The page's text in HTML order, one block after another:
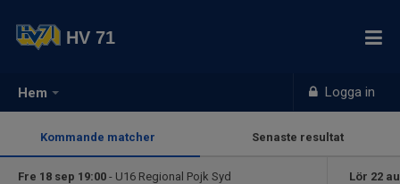
Hem Logga in
HV 71
Kommande matcher Senaste resultat
Fre 18 sep 19:00 - U16 Regional Pojk Syd Lör 22